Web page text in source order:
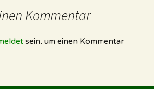
Kommentar
sein, um einen Kommentar